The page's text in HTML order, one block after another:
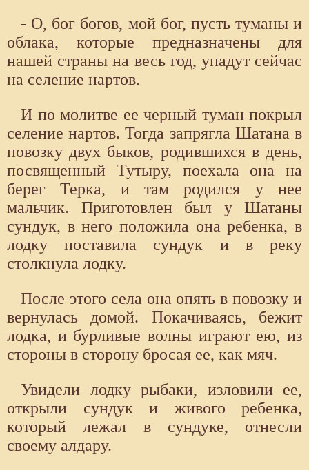
- О, бог богов, мой бог, пусть туманы и
облака, которые предназначены для
нашей страны на весь год, упадут сейчас
на селение нартов.
И по молитве ее черный туман покрыл
селение нартов. Тогда запрягла Шатана в
повозку двух быков, родившихся в день,
посвященный Тутыру, поехала она на
берег Терка, и там родился у нее
мальчик. Приготовлен был у Шатаны
сундук, в него положила она ребенка, в
лодку поставила сундук и в реку
столкнула лодку.
После этого села она опять в повозку и
вернулась домой. Покачиваясь, бежит
лодка, и бурливые волны играют ею, из
стороны в сторону бросая ее, как мяч.
Увидели лодку рыбаки, изловили ее,
открыли сундук и живого ребенка,
который лежал в сундуке, отнесли
своему алдару.